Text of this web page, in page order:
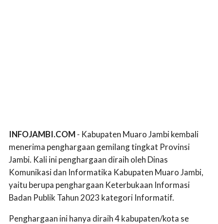
INFOJAMBI.COM- Kabupaten Muaro Jambi kembali
menerima penghargaan gemilang tingkat Provinsi
Jambi. Kali ini penghargaan diraih oleh Dinas
Komunikasi dan Informatika Kabupaten Muaro Jambi,
yaitu berupa penghargaan Keterbukaan Informasi
Badan Publik Tahun 2023 kategori Informatif.
Penghargaan ini hanya diraih 4 kabupaten/kota se